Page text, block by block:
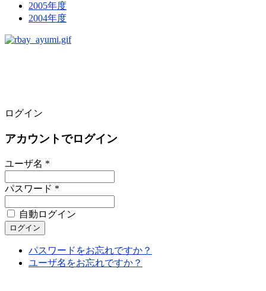
2005年度
2004年度
ログイン
アカウントでログイン
ユーザ名 *
パスワード *
自動ログイン
パスワードをお忘れですか？
ユーザ名をお忘れですか？